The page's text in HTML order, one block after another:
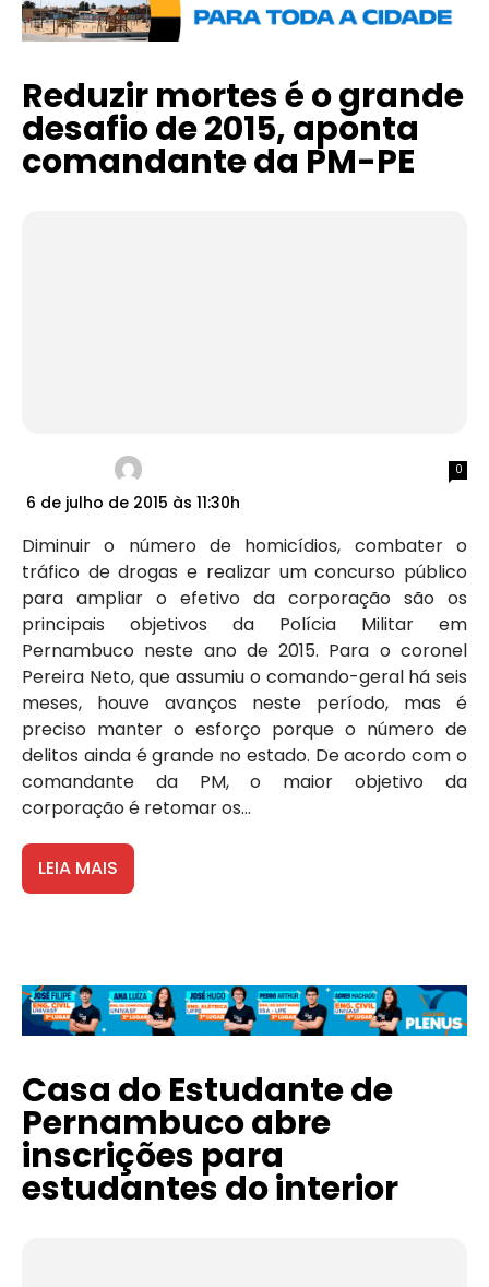
Reduzir mortes é o grande
desafio de 2015, aponta
comandante da PM-PE
6 de julho de 2015 às 11:30h
0
Diminuir o número de homicídios, combater o
tráfico de drogas e realizar um concurso público
para ampliar o efetivo da corporação são os
principais objetivos da Polícia Militar em
Pernambuco neste ano de 2015. Para o coronel
Pereira Neto, que assumiu o comando-geral há seis
meses, houve avanços neste período, mas é
preciso manter o esforço porque o número de
delitos ainda é grande no estado. De acordo com o
comandante da PM, o maior objetivo da
corporação é retomar os...
LEIA MAIS
Casa do Estudante de
Pernambuco abre
inscrições para
estudantes do interior